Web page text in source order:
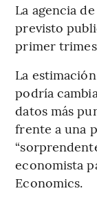
La agencia
previsto
primer
La
podría
datos más
frente a una
economista
Economics.